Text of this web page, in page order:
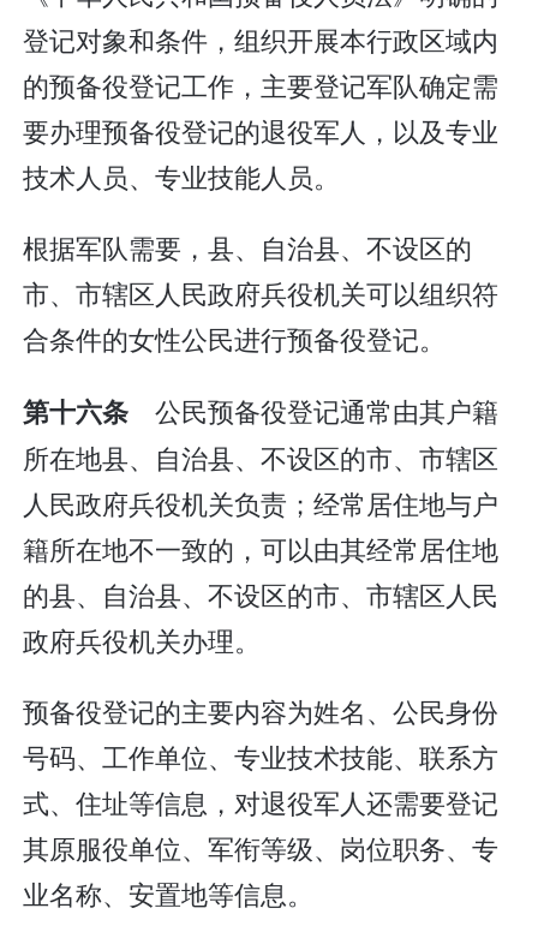
登记对象和条件，组织开展本行政区域内
的预备役登记工作，主要登记军队确定需
要办理预备役登记的退役军人，以及专业
技术人员、专业技能人员。
根据军队需要，县、自治县、不设区的
市、市辖区人民政府兵役机关可以组织符
合条件的女性公民进行预备役登记。
第十六条公民预备役登记通常由其户籍
所在地县、自治县、不设区的市、市辖区
人民政府兵役机关负责；经常居住地与户
籍所在地不一致的，可以由其经常居住地
的县、自治县、不设区的市、市辖区人民
政府兵役机关办理。
预备役登记的主要内容为姓名、公民身份
号码、工作单位、专业技术技能、联系方
式、住址等信息，对退役军人还需要登记
其原服役单位、军衔等级、岗位职务、专
业名称、安置地等信息。